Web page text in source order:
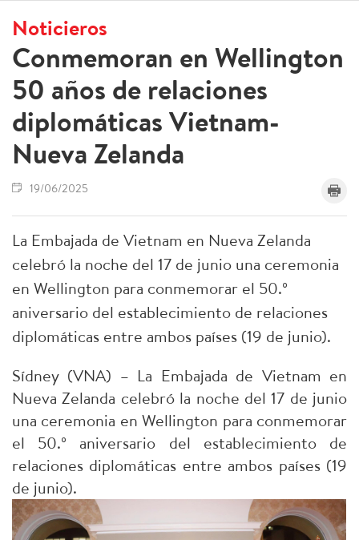
Noticieros
Conmemoran en Wellington
50 años de relaciones
diplomáticas Vietnam-
Nueva Zelanda
19/06/2025
La Embajada de Vietnam en Nueva Zelanda
celebró la noche del 17 de junio una ceremonia
en Wellington para conmemorar el 50.º
aniversario del establecimiento de relaciones
diplomáticas entre ambos países (19 de junio).
Sídney (VNA) – La Embajada de Vietnam en
Nueva Zelanda celebró la noche del 17 de junio
una ceremonia en Wellington para conmemorar
el 50.º aniversario del establecimiento de
relaciones diplomáticas entre ambos países (19
de junio).